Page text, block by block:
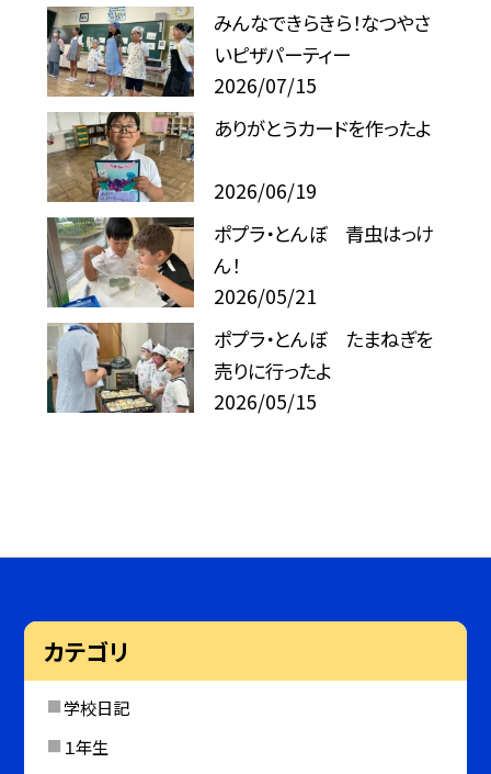
みんなできらきら！なつやさ
いピザパーティー
2026/07/15
ありがとうカードを作ったよ
2026/06/19
ポプラ・とんぼ 青虫はっけ
ん！
2026/05/21
ポプラ・とんぼ たまねぎを
売りに行ったよ
2026/05/15
カテゴリ
学校日記
１年生